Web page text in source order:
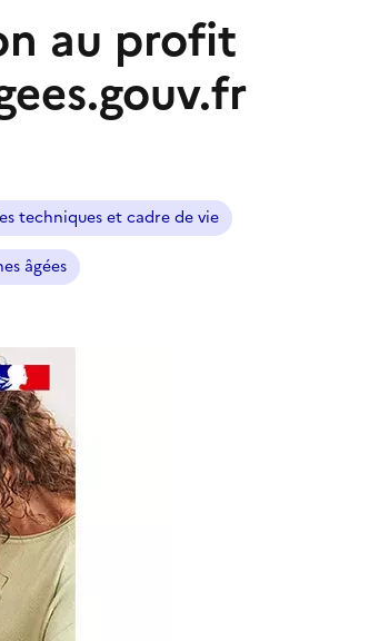
au profit
techniques et cadre de vie
âgées